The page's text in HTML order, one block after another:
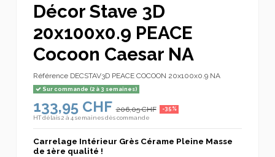
Décor Stave 3D
20x100x0.9 PEACE
Cocoon Caesar NA
Référence DECSTAV3D PEACE COCOON 20x100x0.9 NA
Sur commande (2 à 3 semaines)
133,95 CHF 206,05 CHF -35%
HTdélais 2 à 4 semaines dès commande
Carrelage Intérieur Grès Cérame Pleine Masse
de 1ère qualité !